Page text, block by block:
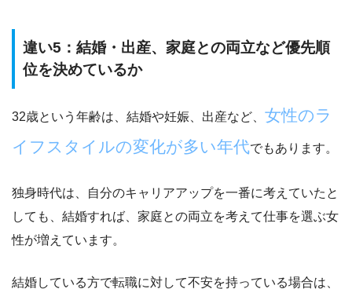
違い5：結婚・出産、家庭との両立など優先順
位を決めているか
32歳という年齢は、結婚や妊娠、出産など、 女性のラ
イフスタイルの変化が多い年代でもあります。
独身時代は、自分のキャリアアップを一番に考えていたと
しても、結婚すれば、家庭との両立を考えて仕事を選ぶ女
性が増えています。
結婚している方で転職に対して不安を持っている場合は、